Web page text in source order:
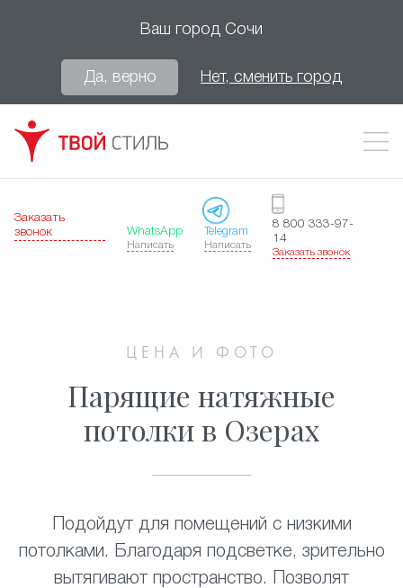
Ваш город Сочи
Да, верно Нет, сменить город
Заказать
звонок
WhatsApp
Написать
Telegram
Написать
8 800 333-97-
14
Заказать звонок
ЦЕНА И ФОТО
Парящие натяжные
потолки в Озерах
Подойдут для помещений с низкими
потолками. Благодаря подсветке, зрительно
вытягивают пространство. Позволят